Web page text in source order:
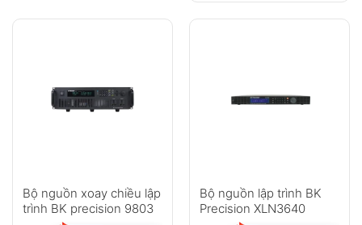
Bộ nguồn xoay chiều lập
trình BK precision 9803
Bộ nguồn lập trình BK
Precision XLN3640